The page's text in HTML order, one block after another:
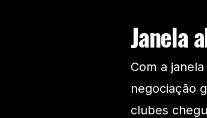
Janela
Com a
negociação
clubes